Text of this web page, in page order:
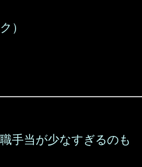
）
手当が少なすぎるのも